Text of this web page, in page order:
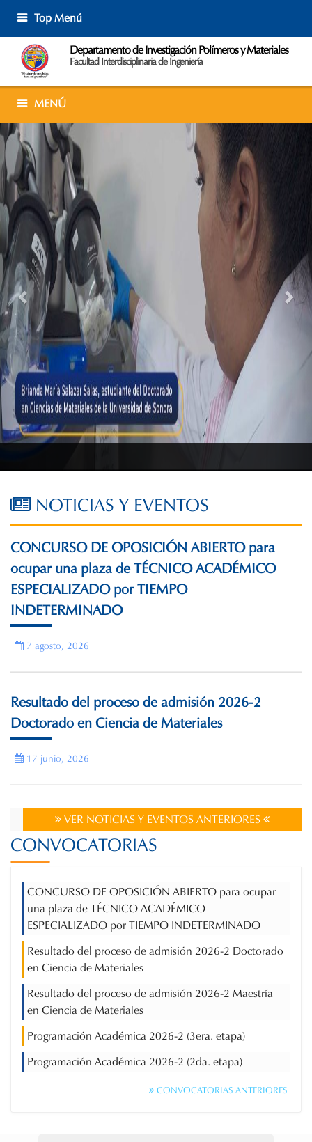
content
Top Menú
Departamento de Investigación Polímeros y Materiales
Facultad Interdisciplinaria de Ingeniería
MENÚ
Previous
NOTICIAS Y EVENTOS
CONCURSO DE OPOSICIÓN ABIERTO para
ocupar una plaza de TÉCNICO ACADÉMICO
ESPECIALIZADO por TIEMPO
INDETERMINADO
7 agosto, 2026
Resultado del proceso de admisión 2026-2
Doctorado en Ciencia de Materiales
17 junio, 2026
VER NOTICIAS Y EVENTOS ANTERIORES
CONVOCATORIAS
CONCURSO DE OPOSICIÓN ABIERTO para ocupar
una plaza de TÉCNICO ACADÉMICO
ESPECIALIZADO por TIEMPO INDETERMINADO
Resultado del proceso de admisión 2026-2 Doctorado
en Ciencia de Materiales
Resultado del proceso de admisión 2026-2 Maestría
en Ciencia de Materiales
Programación Académica 2026-2 (3era. etapa)
Programación Académica 2026-2 (2da. etapa)
CONVOCATORIAS ANTERIORES